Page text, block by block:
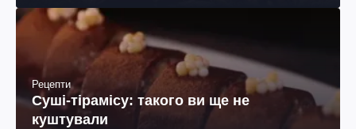
Рецепти
Суші-тірамісу: такого ви ще не
куштували